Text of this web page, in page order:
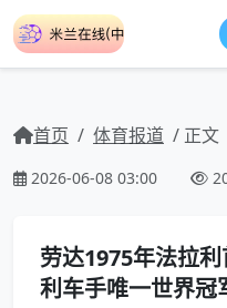
首页 / 体育报道 / 正文
2026-06-08 03:00
劳达1975年法拉
利车手唯一世界冠